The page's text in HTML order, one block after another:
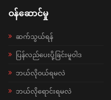
ဝန်ဆောင်မှု
ဆက်သွယ်ရန်
ပြန်လည်ပေးပို့ခြင်းမူဝါဒ
ဘယ်လို၀ယ်ရမလဲ
ဘယ်လိုရောင်းရမလဲ